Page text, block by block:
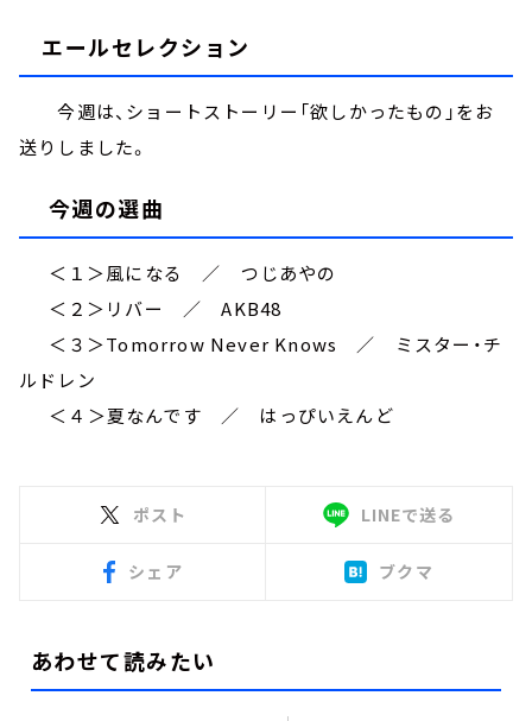
エールセレクション
今週は、ショートストーリー「欲しかったもの」をお
送りしました。
今週の選曲
＜１＞風になる ／ つじあやの
＜２＞リバー ／ AKB48
＜３＞Tomorrow Never Knows ／ ミスター・チ
ルドレン
＜４＞夏なんです ／ はっぴいえんど
ポスト LINEで送る
シェア ブクマ
あわせて読みたい